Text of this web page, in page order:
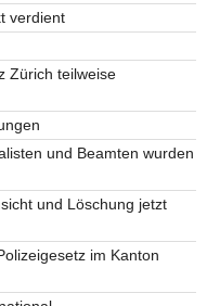
verdient
Zürich teilweise
und Beamten wurden
und Löschung jetzt
im Kanton